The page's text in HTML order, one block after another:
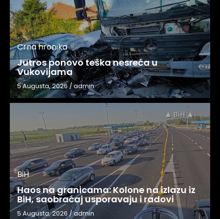
Crna hronika
Jutros ponovo teška nesreća u
Vukovijama
5 Augusta, 2026/admin
BiH
Haos na granicama: Kolone na izlazu iz
BiH, saobraćaj usporavaju i radovi
5 Augusta, 2026/admin